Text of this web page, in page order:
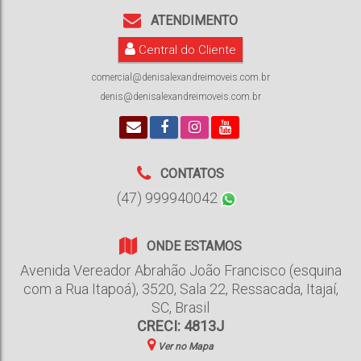
ATENDIMENTO
Central do Cliente
comercial@denisalexandreimoveis.com.br
denis@denisalexandreimoveis.com.br
CONTATOS
(47) 999940042
ONDE ESTAMOS
Avenida Vereador Abrahão João Francisco (esquina
com a Rua Itapoá), 3520, Sala 22, Ressacada, Itajaí,
SC, Brasil
CRECI: 4813J
Ver no Mapa